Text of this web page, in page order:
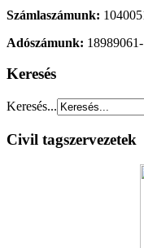
Számlaszámunk:
Adószámunk:
Keresés
Keresés...
Civil tagszervezetek